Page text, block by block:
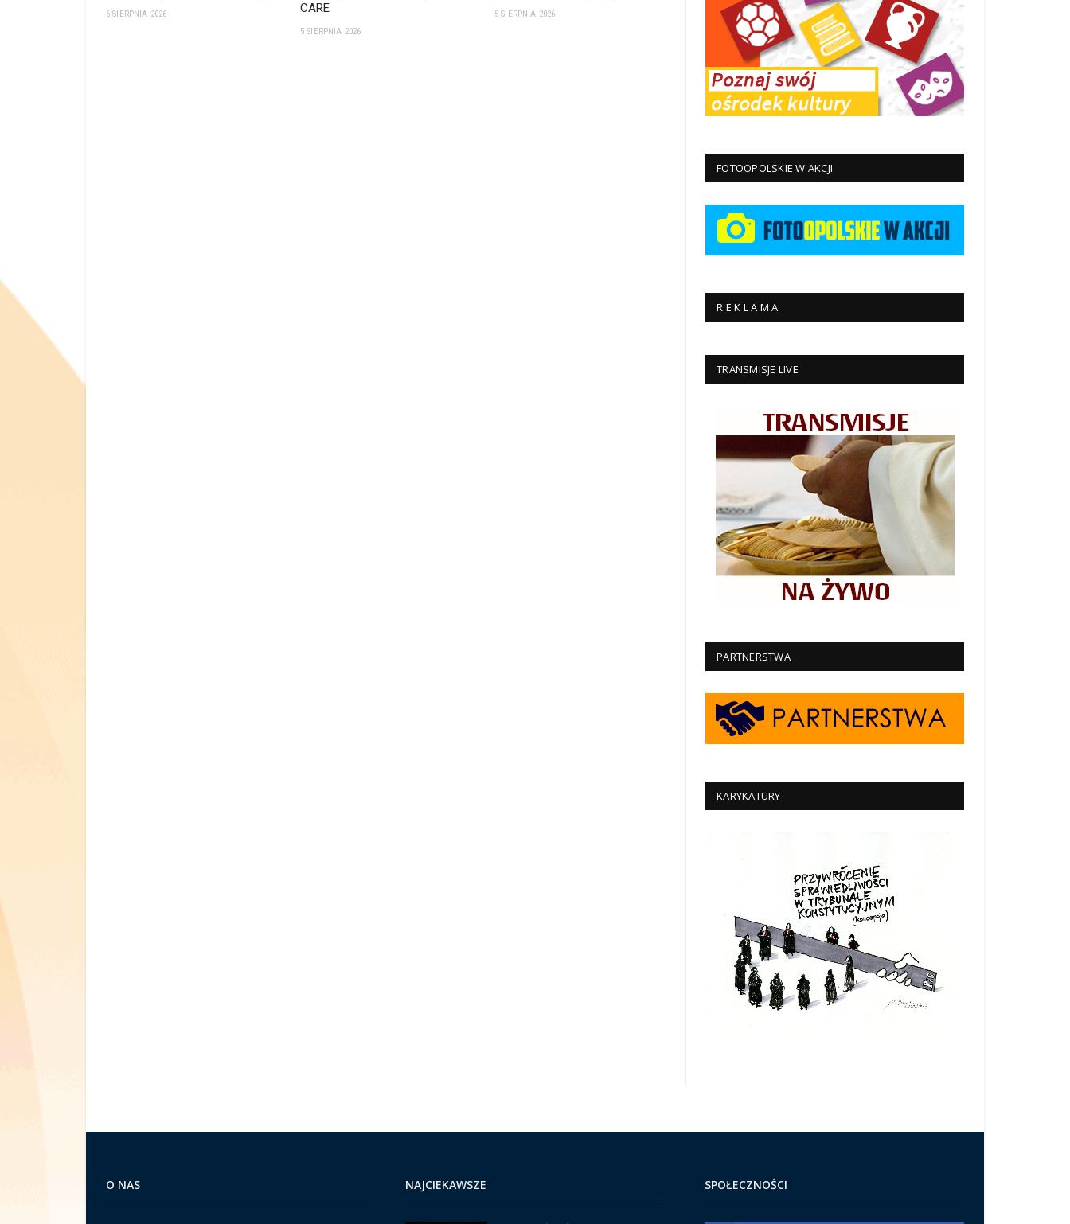
6 SIERPNIA 2026
CARE
5 SIERPNIA 2026
5 SIERPNIA 2026
FOTOOPOLSKIE W AKCJI
R E K L A M A
TRANSMISJE LIVE
PARTNERSTWA
KARYKATURY
O NAS NAJCIEKAWSZE SPOŁECZNOŚCI